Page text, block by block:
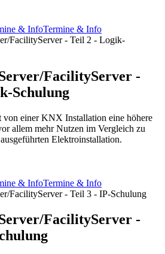
& InfoTermine & Info
FacilityServer -
Schulung
von einer KNX Installation eine höhere
allem mehr Nutzen im Vergleich zu
Elektroinstallation.
& InfoTermine & Info
FacilityServer -